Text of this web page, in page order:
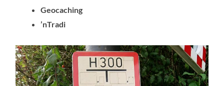
Geocaching
’nTradi